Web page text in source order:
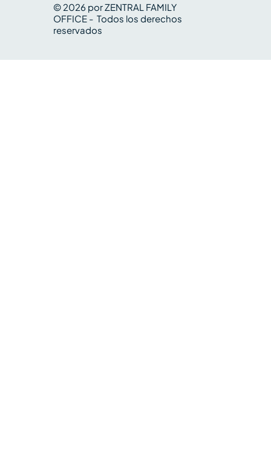
© 2026 por ZENTRAL FAMILY
OFFICE - Todos los derechos
reservados